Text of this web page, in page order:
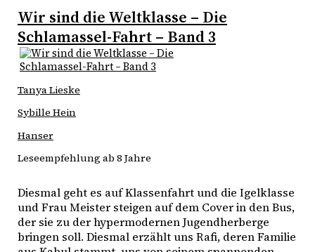
Wir sind die Weltklasse – Die
Schlamassel-Fahrt – Band 3
Tanya Lieske
Sybille Hein
Hanser
Leseempfehlung ab 8 Jahre
Diesmal geht es auf Klassenfahrt und die Igelklasse
und Frau Meister steigen auf dem Cover in den Bus,
der sie zu der hypermodernen Jugendherberge
bringen soll. Diesmal erzählt uns Rafi, deren Familie